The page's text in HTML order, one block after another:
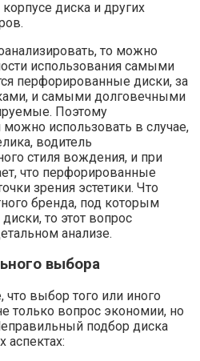
диска и других
то можно
использования самыми
перфорированные диски, за
и самыми долговечными
Поэтому
использовать в случае,
водитель
стиля вождения, и при
что перфорированные
зрения эстетики. Что
бренда, под которым
то этот вопрос
анализе.
выбора
что выбор того или иного
только вопрос экономии, но
подбор диска
аспектах: